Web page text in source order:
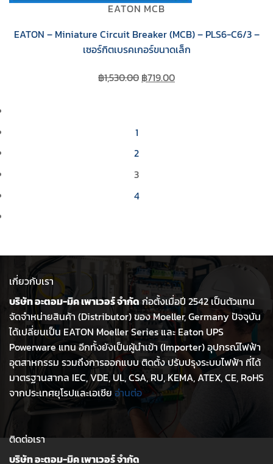
EATON MCB
EATON – Miniature Circuit Breaker (MCB) – PLS6-C6/3 –
เซอร์กิตเบรคเกอร์ขนาดเล็ก
฿1,530.00 Original
฿719.00Current
1
2
3
4
เกี่ยวกับเรา
บริษัท อะตอม-มิค เพาเวอร์ จำกัดก่อตั้งเมื่อปี 2542 เป็นตัวแทน
จัดจำหน่ายสินค้า (Distributor) ของ Moeller, Germany ปัจจุบัน
ได้เปลี่ยนเป็น EATON Moeller Series และ Eaton UPS
Powerware แทน อีกทั้งยังเป็นผู้นำเข้า (Importer) อุปกรณ์ไฟฟ้า
อุตสาหกรรม รวมถึงการออกแบบ ติดตั้ง ปรับปรุงระบบไฟฟ้า ที่ได้
มาตรฐานสากล IEC, VDE, UL, CSA, RU, KEMA, ATEX, CE, RoHS
จากประเทศยุโรปและเอเชียอ่านต่อ
ติดต่อเรา
บริษัท อะตอม-มิค เพาเวอร์ จำกัด